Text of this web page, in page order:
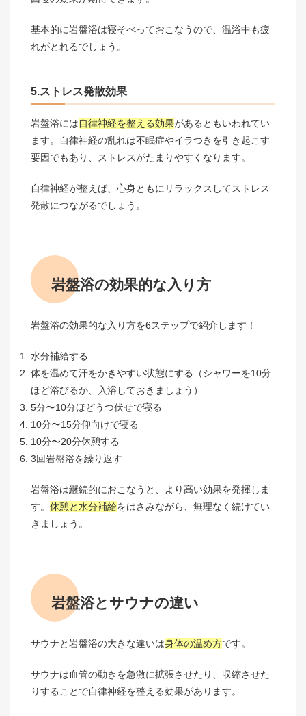
基本的に岩盤浴は寝そべっておこなうので、温浴中も疲
れがとれるでしょう。
5.ストレス発散効果
岩盤浴には自律神経を整える効果があるともいわれてい
ます。自律神経の乱れは不眠症やイラつきを引き起こす
要因でもあり、ストレスがたまりやすくなります。
自律神経が整えば、心身ともにリラックスしてストレス
発散につながるでしょう。
岩盤浴の効果的な入り方
岩盤浴の効果的な入り方を6ステップで紹介します！
水分補給する
体を温めて汗をかきやすい状態にする（シャワーを10分
ほど浴びるか、入浴しておきましょう）
5分〜10分ほどうつ伏せで寝る
10分〜15分仰向けで寝る
10分〜20分休憩する
3回岩盤浴を繰り返す
岩盤浴は継続的におこなうと、より高い効果を発揮しま
す。 休憩と水分補給をはさみながら、無理なく続けてい
きましょう。
岩盤浴とサウナの違い
サウナと岩盤浴の大きな違いは身体の温め方です。
サウナは血管の動きを急激に拡張させたり、収縮させた
りすることで自律神経を整える効果があります。